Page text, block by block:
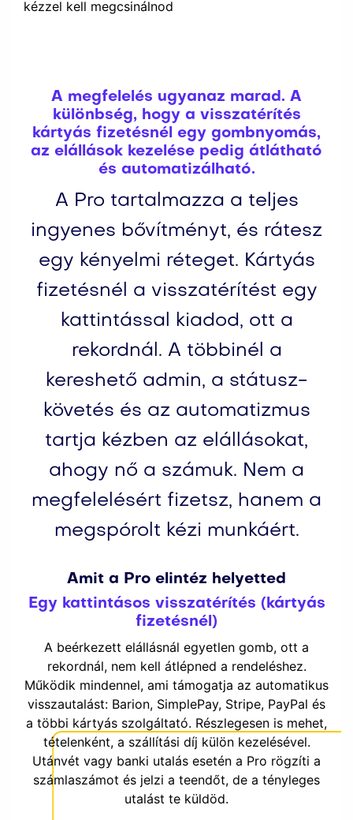
kézzel kell megcsinálnod
A megfelelés ugyanaz marad. A
különbség, hogy a visszatérítés
kártyás fizetésnél egy gombnyomás,
az elállások kezelése pedig átlátható
és automatizálható.
A Pro tartalmazza a teljes
ingyenes bővítményt, és rátesz
egy kényelmi réteget. Kártyás
fizetésnél a visszatérítést egy
kattintással kiadod, ott a
rekordnál. A többinél a
kereshető admin, a státusz-
követés és az automatizmus
tartja kézben az elállásokat,
ahogy nő a számuk. Nem a
megfelelésért fizetsz, hanem a
megspórolt kézi munkáért.
Amit a Pro elintéz helyetted
Egy kattintásos visszatérítés (kártyás
fizetésnél)
A beérkezett elállásnál egyetlen gomb, ott a
rekordnál, nem kell átlépned a rendeléshez.
Működik mindennel, ami támogatja az automatikus
visszautalást: Barion, SimplePay, Stripe, PayPal és
a többi kártyás szolgáltató. Részlegesen is mehet,
tételenként, a szállítási díj külön kezelésével.
Utánvét vagy banki utalás esetén a Pro rögzíti a
számlaszámot és jelzi a teendőt, de a tényleges
utalást te küldöd.